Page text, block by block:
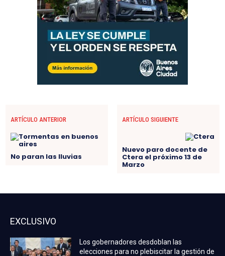
ARTÍCULO ANTERIOR
No paran las lluvias
ARTÍCULO SIGUIENTE
Nuevo paro docente de
Ctera el próximo 13 de
Marzo
EXCLUSIVO
Los gobernadores desdoblan las
elecciones para no plebiscitar la gestión de